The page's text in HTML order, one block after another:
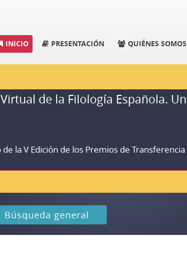
INICIO PRESENTACIÓN QUIÉNES SOMOS
de la Filología Española.
la V Edición de los Premios de
Búsqueda general